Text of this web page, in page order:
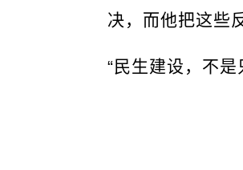
决，而他把这些
“民生建设，不